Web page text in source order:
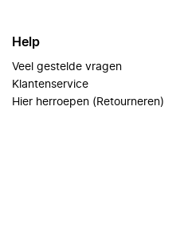
Help
Veel gestelde vragen
Klantenservice
Hier herroepen (Retourneren)